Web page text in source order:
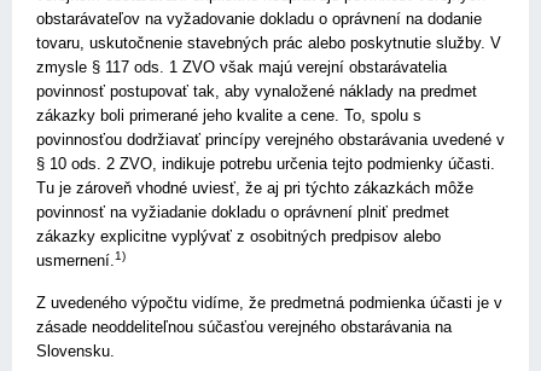
obstarávateľov na vyžadovanie dokladu o oprávnení na dodanie
tovaru, uskutočnenie stavebných prác alebo poskytnutie služby. V
zmysle § 117 ods. 1 ZVO však majú verejní obstarávatelia
povinnosť postupovať tak, aby vynaložené náklady na predmet
zákazky boli primerané jeho kvalite a cene. To, spolu s
povinnosťou dodržiavať princípy verejného obstarávania uvedené v
§ 10 ods. 2 ZVO, indikuje potrebu určenia tejto podmienky účasti.
Tu je zároveň vhodné uviesť, že aj pri týchto zákazkách môže
povinnosť na vyžiadanie dokladu o oprávnení plniť predmet
zákazky explicitne vyplývať z osobitných predpisov alebo
usmernení.1)
Z uvedeného výpočtu vidíme, že predmetná podmienka účasti je v
zásade neoddeliteľnou súčasťou verejného obstarávania na
Slovensku.